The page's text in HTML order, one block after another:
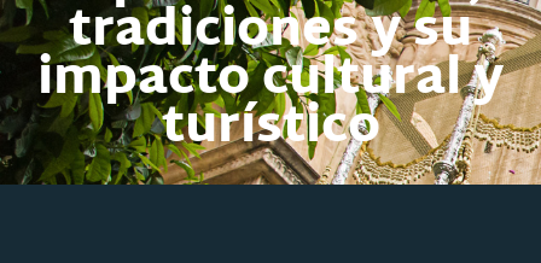
tradiciones y su
impacto cultural y
turístico